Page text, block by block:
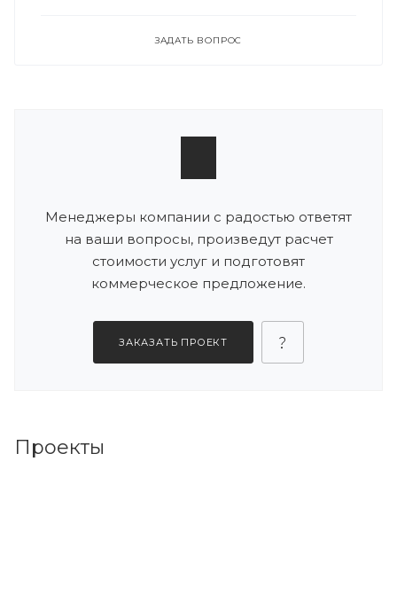
ЗАДАТЬ ВОПРОС
Менеджеры компании с радостью ответят
на ваши вопросы, произведут расчет
стоимости услуг и подготовят
коммерческое предложение.
ЗАКАЗАТЬ ПРОЕКТ
Проекты